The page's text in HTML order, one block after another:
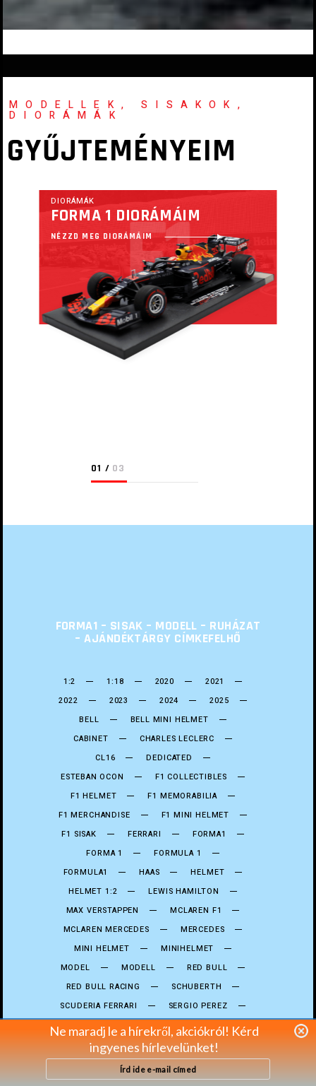
MODELLEK, SISAKOK,
DIORÁMÁK
GYŰJTEMÉNYEIM
F1
DIORÁMÁK
FORMA 1 DIORÁMÁIM
NÉZZD MEG DIORÁMÁIM
FORMA1 – SISAK – MODELL – RUHÁZAT
– AJÁNDÉKTÁRGY CÍMKEFELHŐ
1:2 1:18 2020
2021
2022
2023 2024
2025
BELL
BELL MINI HELMET
CABINET
CHARLES LECLERC
CL16
DEDICATED
ESTEBAN OCON
F1 COLLECTIBLES
F1 HELMET
F1 MEMORABILIA
F1 MERCHANDISE
F1 MINI HELMET
F1 SISAK
FERRARI
FORMA1
FORMA 1
FORMULA 1
FORMULA1
HAAS
HELMET
HELMET 1:2
LEWIS HAMILTON
MAX VERSTAPPEN
MCLAREN F1
MCLAREN MERCEDES
MERCEDES
MINI HELMET
MINIHELMET
MODEL
MODELL
RED BULL
RED BULL RACING
SCHUBERTH
SCUDERIA FERRARI
SERGIO PEREZ
SIGNED
SISAK
Ne maradj le a hírekről, akciókról! Kérd
ingyenes hírlevelünket!